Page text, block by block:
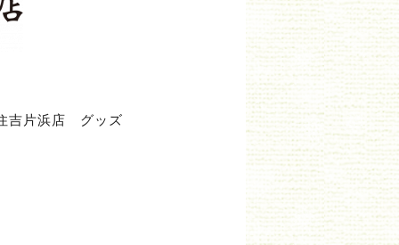
吉片浜店 グッズ